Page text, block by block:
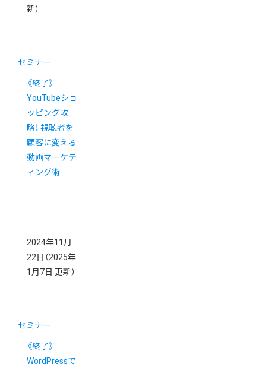
新）
セミナー
《終了》
YouTubeショ
ッピング攻
略！ 視聴者を
顧客に変える
動画マーケテ
ィング術
2024年11月
22日 （2025年
1月7日 更新）
セミナー
《終了》
WordPressで